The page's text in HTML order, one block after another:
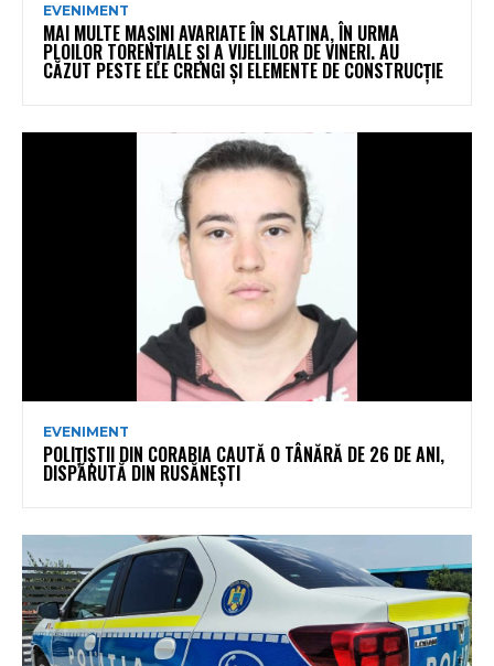
EVENIMENT
MAI MULTE MAȘINI AVARIATE ÎN SLATINA, ÎN URMA
PLOILOR TORENȚIALE ȘI A VIJELIILOR DE VINERI. AU
CĂZUT PESTE ELE CRENGI ȘI ELEMENTE DE CONSTRUCȚIE
EVENIMENT
POLIȚIȘTII DIN CORABIA CAUTĂ O TÂNĂRĂ DE 26 DE ANI,
DISPĂRUTĂ DIN RUSĂNEȘTI